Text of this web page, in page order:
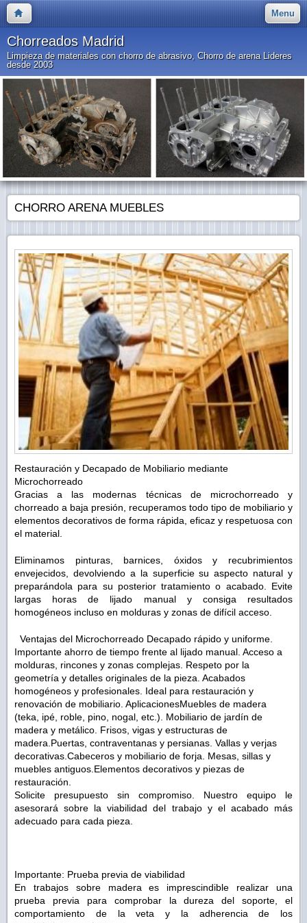
Menu
Chorreados Madrid
Limpieza de materiales con chorro de abrasivo, Chorro de arena Lideres
desde 2003
CHORRO ARENA MUEBLES
Restauración y Decapado de Mobiliario mediante
Microchorreado
Gracias a las modernas técnicas de microchorreado y
chorreado a baja presión, recuperamos todo tipo de mobiliario y
elementos decorativos de forma rápida, eficaz y respetuosa con
el material.
Eliminamos pinturas, barnices, óxidos y recubrimientos
envejecidos, devolviendo a la superficie su aspecto natural y
preparándola para su posterior tratamiento o acabado. Evite
largas horas de lijado manual y consiga resultados
homogéneos incluso en molduras y zonas de difícil acceso.
Ventajas del Microchorreado Decapado rápido y uniforme.
Importante ahorro de tiempo frente al lijado manual. Acceso a
molduras, rincones y zonas complejas. Respeto por la
geometría y detalles originales de la pieza. Acabados
homogéneos y profesionales. Ideal para restauración y
renovación de mobiliario. AplicacionesMuebles de madera
(teka, ipé, roble, pino, nogal, etc.). Mobiliario de jardín de
madera y metálico. Frisos, vigas y estructuras de
madera.Puertas, contraventanas y persianas. Vallas y verjas
decorativas.Cabeceros y mobiliario de forja. Mesas, sillas y
muebles antiguos.Elementos decorativos y piezas de
restauración.
Solicite presupuesto sin compromiso. Nuestro equipo le
asesorará sobre la viabilidad del trabajo y el acabado más
adecuado para cada pieza.
Importante: Prueba previa de viabilidad
En trabajos sobre madera es imprescindible realizar una
prueba previa para comprobar la dureza del soporte, el
comportamiento de la veta y la adherencia de los